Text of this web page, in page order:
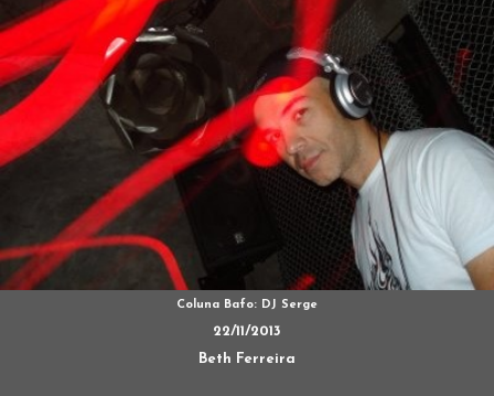
Coluna Bafo: DJ Serge
22/11/2013
Beth Ferreira